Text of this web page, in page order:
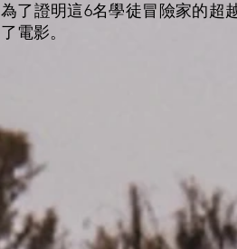
為了證明這6名學徒冒險家的超
了電影。